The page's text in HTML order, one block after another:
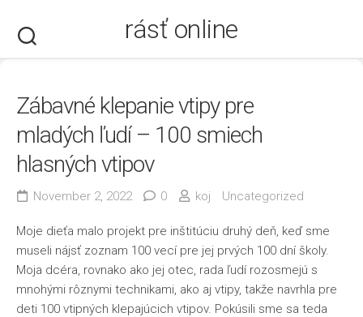
content
rásť online
Zábavné klepanie vtipy pre
mladých ľudí – 100 smiech
hlasných vtipov
November 2, 2022 0 koj Uncategorized
Moje dieťa malo projekt pre inštitúciu druhý deň, keď sme
museli nájsť zoznam 100 vecí pre jej prvých 100 dní školy.
Moja dcéra, rovnako ako jej otec, rada ľudí rozosmejú s
mnohými rôznymi technikami, ako aj vtipy, takže navrhla pre
deti 100 vtipných klepajúcich vtipov. Pokúsili sme sa teda